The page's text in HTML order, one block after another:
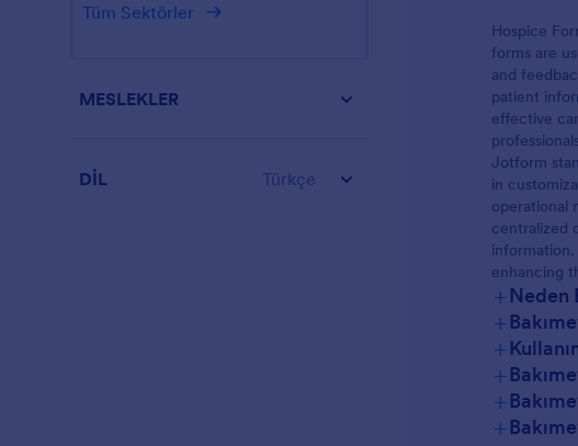
Hospice
forms are
and
patient
effective
Jotform
in
operational
centralized
enhancing
+Neden
+
+
+
+
+
Tüm Sektörler
MESLEKLER
DİL Türkçe